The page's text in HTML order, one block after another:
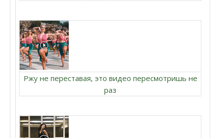
Ржу не переставая, это видео пересмотришь не
раз